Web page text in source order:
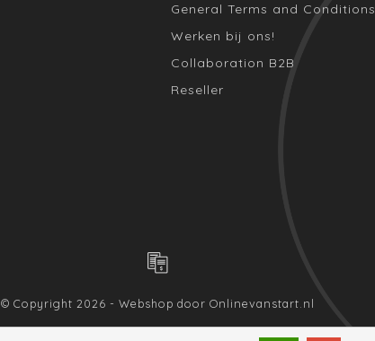
General Terms and Conditions
Werken bij ons!
Collaboration B2B
Reseller
© Copyright 2026 - Webshop door Onlinevanstart.nl